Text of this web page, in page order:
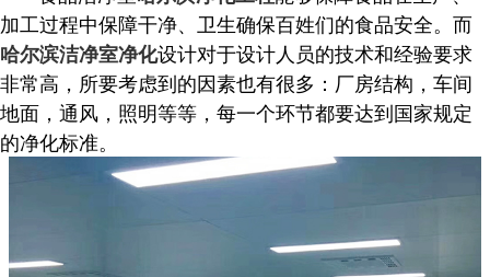
加工过程中保障干净、卫生确保百姓们的食品安全。而
哈尔滨洁净室净化设计对于设计人员的技术和经验要求
非常高，所要考虑到的因素也有很多：厂房结构，车间
地面，通风，照明等等，每一个环节都要达到国家规定
的净化标准。